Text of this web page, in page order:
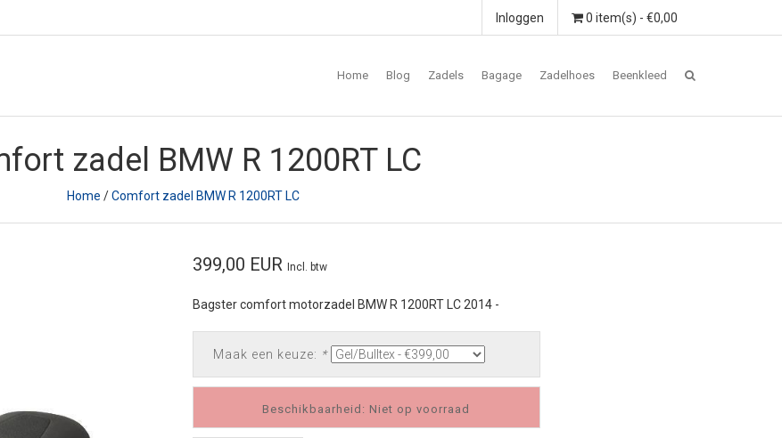
0 item(s) - €0,00
Inloggen
Home Blog Zadels Bagage Zadelhoes Beenkleed
zadel BMW R 1200RT LC
Home /Comfort zadel BMW R 1200RT LC
399,00 EUR Incl. btw
Bagster comfort motorzadel BMW R 1200RT LC 2014 -
Maak een keuze: *
Beschikbaarheid: Niet op voorraad